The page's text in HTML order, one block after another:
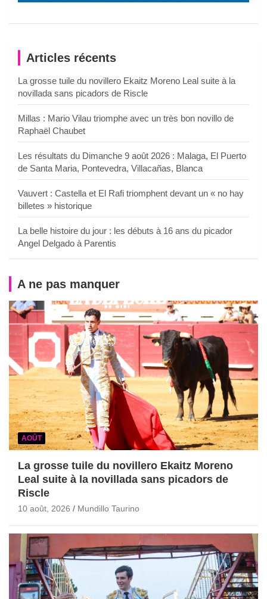
Articles récents
La grosse tuile du novillero Ekaitz Moreno Leal suite à la
novillada sans picadors de Riscle
Millas : Mario Vilau triomphe avec un très bon novillo de
Raphaël Chaubet
Les résultats du Dimanche 9 août 2026 : Malaga, El Puerto
de Santa Maria, Pontevedra, Villacañas, Blanca
Vauvert : Castella et El Rafi triomphent devant un « no hay
billetes » historique
La belle histoire du jour : les débuts à 16 ans du picador
Angel Delgado à Parentis
A ne pas manquer
AOÛT
La grosse tuile du novillero Ekaitz Moreno
Leal suite à la novillada sans picadors de
Riscle
10 août, 2026 Mundillo Taurino